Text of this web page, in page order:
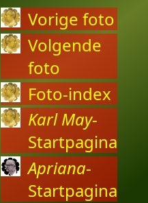
Vorige foto
Volgende
foto
Foto-index
Karl May-
Startpagina
Apriana-
Startpagina